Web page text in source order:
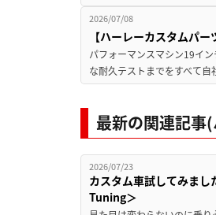
2026/07/08
【ハーレーカスタムパ
パフォーマンスマシン19イ
な耐久テストまでをすべて
最新の関連記事
2026/07/23
カスタム車試してみま
Tuning＞